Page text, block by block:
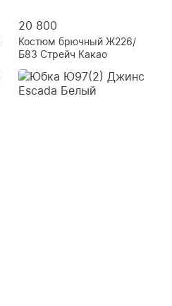
20 800
Костюм брючный Ж226/
Б83 Стрейч Какао